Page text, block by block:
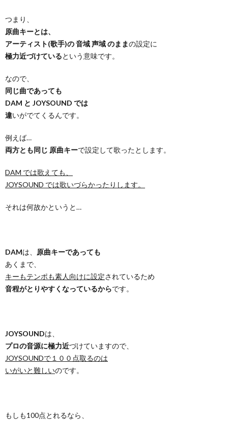
つまり、
原曲キーとは、
アーティスト(歌手)の 音域 声域 のままの設定に
極力近づけているという意味です。
なので、
同じ曲であっても
DAM と JOYSOUND では
違いがでてくるんです。
例えば…
両方とも同じ 原曲キーで設定して歌ったとします。
DAM では歌えても、
JOYSOUND では歌いづらかったりします。
それは何故かというと…
DAMは、 原曲キーであっても
あくまで、
キーもテンポも素人向けに設定されているため
音程がとりやすくなっているからです。
JOYSOUNDは、
プロの音源に極力近づけていますので、
JOYSOUNDで１００点取るのは
いがいと難しいのです。
もしも100点とれるなら、